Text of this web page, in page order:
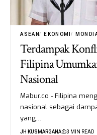
ASEAN EKONOMI
Terdampak
Filipina
Nasional
Mabur.co - Filipina
nasional sebagai
yang…
JH KUSMARGANA 3 MIN READ